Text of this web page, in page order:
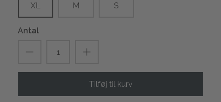
XL M S
Antal
Tilføj til kurv